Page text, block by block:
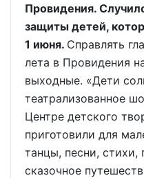
Провидения.
защиты детей,
1 июня. Справлять
лета в Провидения
выходные. «Дети
театрализованное
Центре детского
приготовили для
танцы, песни, стихи,
сказочное